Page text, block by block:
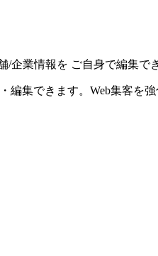
/企業情報を ご自身で編集で
集できます。Web集客を強